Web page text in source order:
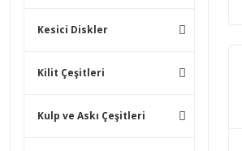
Kesici Diskler
Kilit Çeşitleri
Kulp ve Askı Çeşitleri